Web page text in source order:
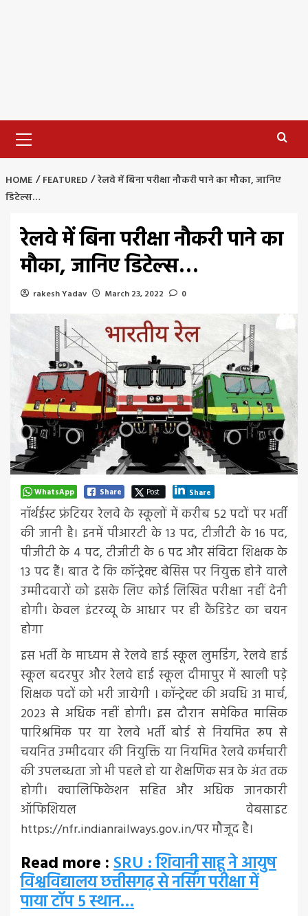
Menu
HOME FEATURED
रेलवे में बिना परीक्षा नौकरी पाने का मौका, जानिए
डिटेल्स…
रेलवे में बिना परीक्षा नौकरी पाने का
मौका, जानिए डिटेल्स…
rakesh Yadav March 23, 2022 0
WhatsApp Share Post Share
नॉर्थईस्ट फ्रंटियर रेलवे के स्कूलों में करीब 52 पदों पर भर्ती
की जानी है। इनमें पीआरटी के 13 पद, टीजीटी के 16 पद,
पीजीटी के 4 पद, टीजीटी के 6 पद और संविदा शिक्षक के
13 पद हैं। बात दे कि कॉन्ट्रेक्ट बेसिस पर नियुक्त होने वाले
उम्मीदवारों को इसके लिए कोई लिखित परीक्षा नहीं देनी
होगी। केवल इंटरव्यू के आधार पर ही कैंडिडेट का चयन
होगा
इस भर्ती के माध्यम से रेलवे हाई स्कूल लुमडिंग, रेलवे हाई
स्कूल बदरपुर और रेलवे हाई स्कूल दीमापुर में खाली पड़े
शिक्षक पदों को भरी जायेगी । कॉन्ट्रेक्ट की अवधि 31 मार्च,
2023 से अधिक नहीं होगी। इस दौरान समेकित मासिक
पारिश्रमिक पर या रेलवे भर्ती बोर्ड से नियमित रूप से
चयनित उम्मीदवार की नियुक्ति या नियमित रेलवे कर्मचारी
की उपलब्धता जो भी पहले हो या शैक्षणिक सत्र के अंत तक
होगी। क्वालिफिकेशन सहित और अधिक जानकारी
ऑफिशियल वेबसाइट
https://nfr.indianrailways.gov.in/पर मौजूद है।
Read more :SRU : शिवानी साहू ने आयुष
विश्वविद्यालय छत्तीसगढ़ से नर्सिंग परीक्षा में
पाया टॉप 5 स्थान…